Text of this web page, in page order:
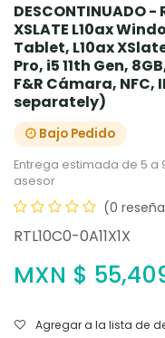
DESCONTINUADO -
XSLATE L10ax
Tablet, L10ax
Pro, i5 11th Gen,
F&R Cámara, NFC,
separately)
Bajo Pedido
Entrega estimada de 5 a
asesor
(0
RTL10C0-0A11X1X
MXN $
Agregar a la lista de